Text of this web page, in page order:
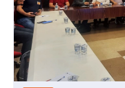
FORÇA 4 AGO 2026